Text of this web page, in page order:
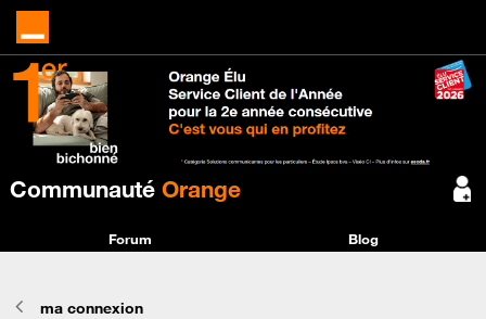
Communauté Orange
Forum Blog
ma connexion